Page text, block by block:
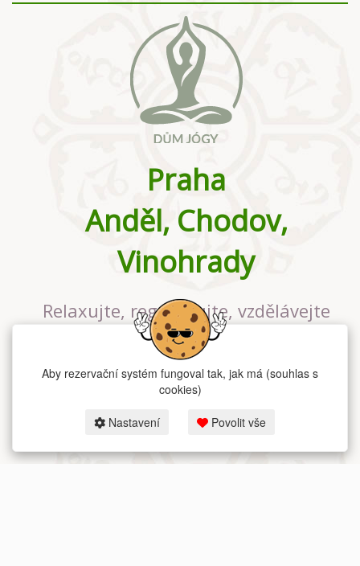
Praha
Anděl, Chodov,
Vinohrady
Relaxujte, regenerujte, vzdělávejte
se v největším jógovém studiu v
Praze
Aby rezervační systém fungoval tak, jak má (souhlas s
cookies)
Nastavení Povolit vše